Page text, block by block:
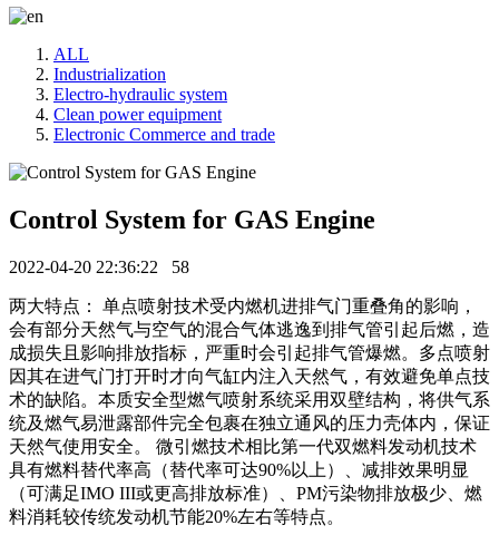
ALL
Industrialization
Electro-hydraulic system
Clean power equipment
Electronic Commerce and trade
Control System for GAS Engine
2022-04-20 22:36:22 58
两大特点： 单点喷射技术受内燃机进排气门重叠角的影响，
会有部分天然气与空气的混合气体逃逸到排气管引起后燃，造
成损失且影响排放指标，严重时会引起排气管爆燃。多点喷射
因其在进气门打开时才向气缸内注入天然气，有效避免单点技
术的缺陷。本质安全型燃气喷射系统采用双壁结构，将供气系
统及燃气易泄露部件完全包裹在独立通风的压力壳体内，保证
天然气使用安全。 微引燃技术相比第一代双燃料发动机技术
具有燃料替代率高（替代率可达90%以上）、减排效果明显
（可满足IMO III或更高排放标准）、PM污染物排放极少、燃
料消耗较传统发动机节能20%左右等特点。